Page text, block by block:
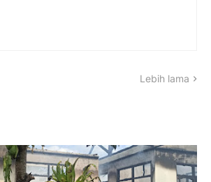
Lebih lama